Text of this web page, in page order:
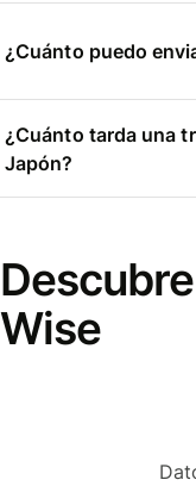
¿Cuánto puedo
¿Cuánto tarda una
Japón?
Wise